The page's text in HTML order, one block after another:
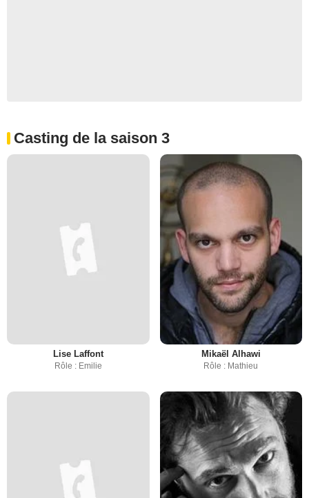
Casting de la saison 3
Lise Laffont
Rôle : Emilie
Mikaël Alhawi
Rôle : Mathieu